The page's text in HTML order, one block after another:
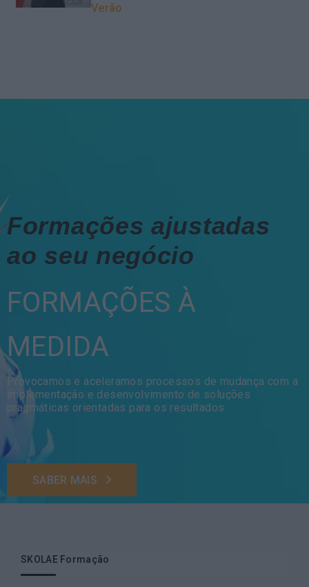
Verão
Formações ajustadas
ao seu negócio
FORMAÇÕES À
MEDIDA
Provocamos e aceleramos processos de mudança com a
implementação e desenvolvimento de soluções
pragmáticas orientadas para os resultados
SABER MAIS
SKOLAE Formação